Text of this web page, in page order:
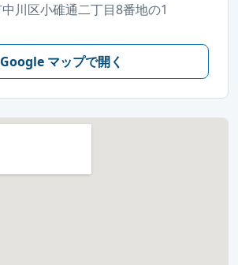
川区小碓通二丁目8番地の1
Google マップで開く